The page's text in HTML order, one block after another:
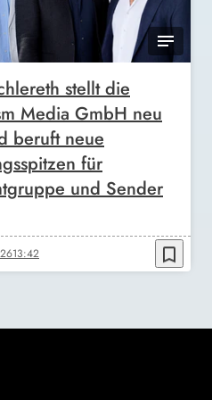
stellt die
Media GmbH neu
beruft neue
für
und Sender
13:42 bookmark_border